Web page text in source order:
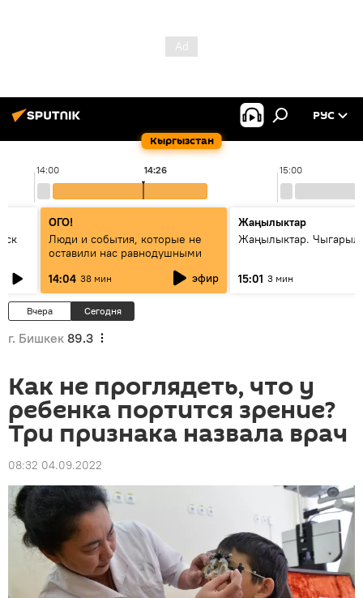
Кыргызстан
РУС
14:00 15:00
14:26
ОГО!
Люди и события, которые не
оставили нас равнодушными
14:04 38 мин эфир
Жаңылыктар
Жаңылыктар.
15:01 3 мин
Вчера Сегодня
г. Бишкек 89.3
Как не проглядеть, что у
ребенка портится зрение?
Три признака назвала врач
08:32 04.09.2022